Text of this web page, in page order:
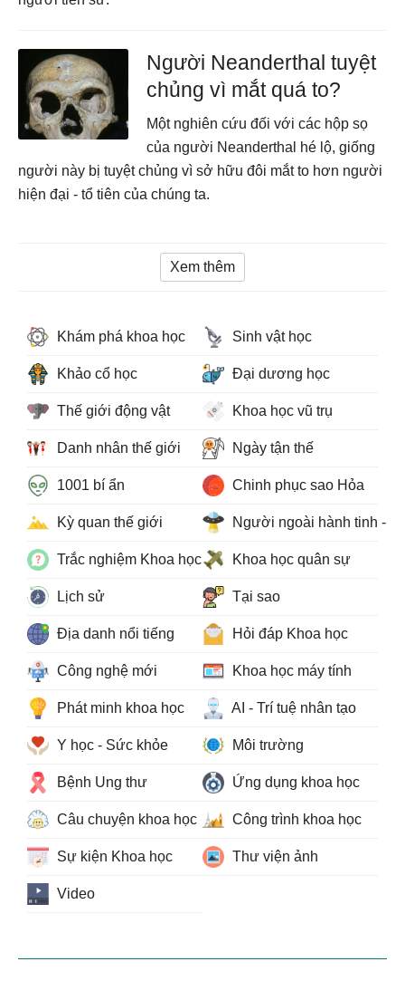
Người Neanderthal tuyệt
chủng vì mắt quá to?
Một nghiên cứu đối với các hộp sọ
của người Neanderthal hé lộ, giống
người này bị tuyệt chủng vì sở hữu đôi mắt to hơn người
hiện đại - tổ tiên của chúng ta.
Xem thêm
Khám phá khoa học Sinh vật học
Khảo cổ học Đại dương học
Thế giới động vật Khoa học vũ trụ
Danh nhân thế giới Ngày tận thế
1001 bí ẩn Chinh phục sao Hỏa
Kỳ quan thế giới Người ngoài hành tinh -
Trắc nghiệm Khoa học Khoa học quân sự
Lịch sử Tại sao
Địa danh nổi tiếng Hỏi đáp Khoa học
Công nghệ mới Khoa học máy tính
Phát minh khoa học AI - Trí tuệ nhân tạo
Y học - Sức khỏe Môi trường
Bệnh Ung thư Ứng dụng khoa học
Câu chuyện khoa học Công trình khoa học
Sự kiện Khoa học Thư viện ảnh
Video